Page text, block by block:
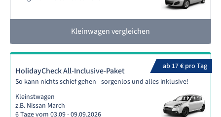
Kleinwagen vergleichen
ab 17 € pro Tag
HolidayCheck All-Inclusive-Paket
So kann nichts schief gehen - sorgenlos und alles inklusive!
Kleinstwagen
z.B. Nissan March
6 Tage vom 03.09 - 09.09.2026